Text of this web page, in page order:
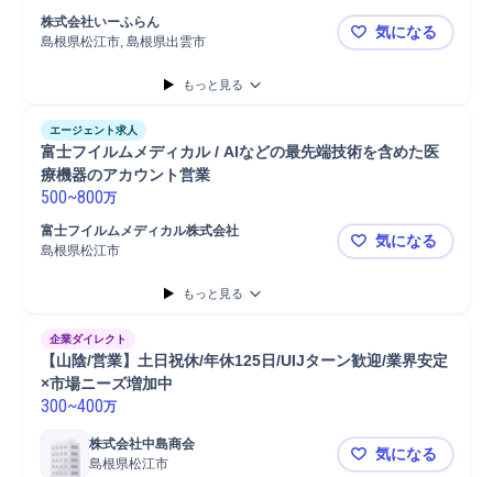
株式会社いーふらん
島根県松江市, 島根県出雲市
【島根】貴
気になる
もっと見る
エージェント求人
富士フイルムメディカル / AIなどの最先端技術を含めた医
療機器のアカウント営業
500~800万
富士フイルムメディカル株式会社
島根県松江市
富士フイル
気になる
もっと見る
企業ダイレクト
【山陰/営業】土日祝休/年休125日/UIJターン歓迎/業界安定
×市場ニーズ増加中
300~400万
株式会社中島商会
島根県松江市
【山陰/営業
気になる